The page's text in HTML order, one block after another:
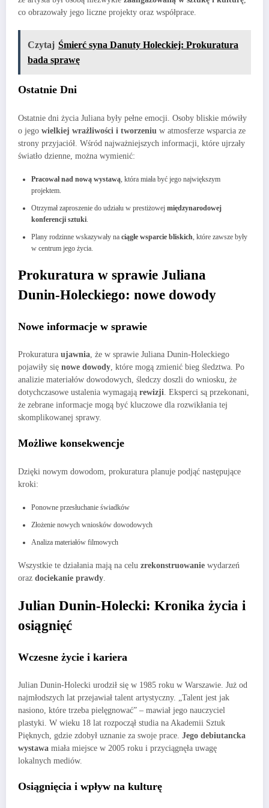
co obrazowały jego liczne projekty oraz współprace.
Czytaj Śmierć syna Danuty Holeckiej: Prokuratura
bada sprawę
Ostatnie Dni
Ostatnie dni życia Juliana były pełne emocji. Osoby bliskie mówiły
o jego wielkiej wrażliwości i tworzeniu w atmosferze wsparcia ze
strony przyjaciół. Wśród najważniejszych informacji, które ujrzały
światło dzienne, można wymienić:
Pracował nad nową wystawą, która miała być jego największym
projektem.
Otrzymał zaproszenie do udziału w prestiżowej międzynarodowej
konferencji sztuki.
Plany rodzinne wskazywały na ciągłe wsparcie bliskich, które zawsze były
w centrum jego życia.
Prokuratura w sprawie Juliana
Dunin-Holeckiego: nowe dowody
Nowe informacje w sprawie
Prokuratura ujawnia, że w sprawie Juliana Dunin-Holeckiego
pojawiły się nowe dowody, które mogą zmienić bieg śledztwa. Po
analizie materiałów dowodowych, śledczy doszli do wniosku, że
dotychczasowe ustalenia wymagają rewizji. Eksperci są przekonani,
że zebrane informacje mogą być kluczowe dla rozwikłania tej
skomplikowanej sprawy.
Możliwe konsekwencje
Dzięki nowym dowodom, prokuratura planuje podjąć następujące
kroki:
Ponowne przesłuchanie świadków
Złożenie nowych wniosków dowodowych
Analiza materiałów filmowych
Wszystkie te działania mają na celu zrekonstruowanie wydarzeń
oraz dociekanie prawdy
Julian Dunin-Holecki: Kronika życia i
osiągnięć
Wczesne życie i kariera
Julian Dunin-Holecki urodził się w 1985 roku w Warszawie. Już od
najmłodszych lat przejawiał talent artystyczny. „Talent jest jak
nasiono, które trzeba pielęgnować” – mawiał jego nauczyciel
plastyki. W wieku 18 lat rozpoczął studia na Akademii Sztuk
Pięknych, gdzie zdobył uznanie za swoje prace. Jego debiutancka
wystawa miała miejsce w 2005 roku i przyciągnęła uwagę
lokalnych mediów.
Osiągnięcia i wpływ na kulturę